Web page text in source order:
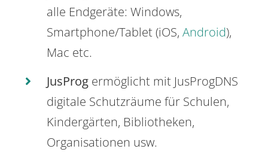
alle Endgeräte: Windows,
Smartphone/Tablet (iOS, Android),
Mac etc.
JusProg ermöglicht mit JusProgDNS
digitale Schutzräume für Schulen,
Kindergärten, Bibliotheken,
Organisationen usw.